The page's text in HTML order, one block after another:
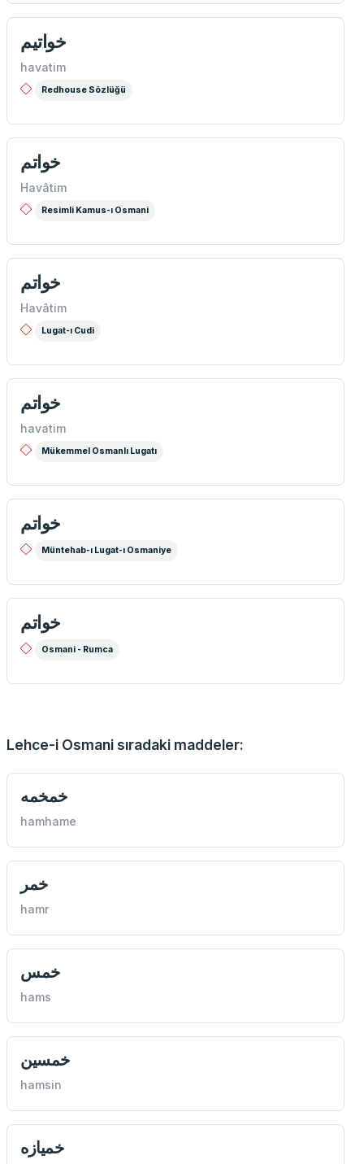
خواتيم
havatim
Redhouse Sözlüğü
خواتم
Havâtim
Resimli Kamus-ı Osmani
خواتم
Havâtim
Lugat-ı Cudi
خواتم
havatim
Mükemmel Osmanlı Lugatı
خواتم
Müntehab-ı Lugat-ı Osmaniye
خواتم
Osmani - Rumca
Lehce-i Osmani sıradaki maddeler:
خمخمه
hamhame
خمر
hamr
خمس
hams
خمسين
hamsin
خميازه